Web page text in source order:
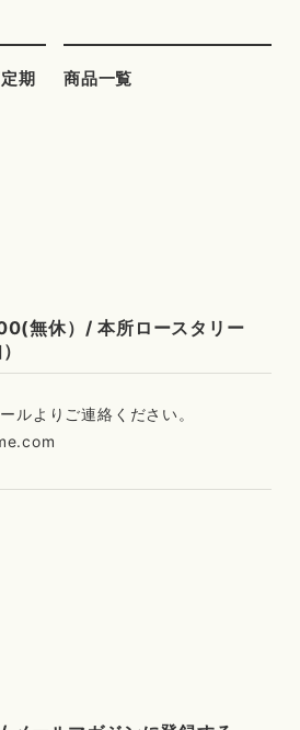
期
商品一覧
無休）/ 本所ロースタリー